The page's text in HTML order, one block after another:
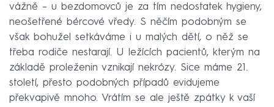
vážně – u bezdomovců je za tím nedostatek hygieny,
neošetřené bércové vředy. S něčím podobným se
však bohužel setkáváme i u malých dětí, o něž se
třeba rodiče nestarají. U ležících pacientů, kterým na
základě proleženin vznikají nekrózy. Sice máme 21.
století, přesto podobných případů evidujeme
překvapivě mnoho. Vrátím se ale ještě zpátky k vaší